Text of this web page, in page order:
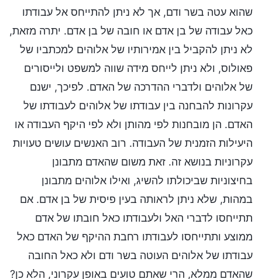
שהוא עטה בשר ודם, אך לא ניתן להתייחס אל עבודתו
כאל עבודה של בן אדם או חובה של בן אדם. יתרה מזאת,
לא ניתן להקביל בין אמירותיו של אלוהים למכתביו של
פאולוס, ולא ניתן לייחס מידה שווה למשפט ולייסורים
של אלוהים ולדברי ההדרכה של האדם. לפיכך, ישנם
עקרונות להבחנה בין עבודתו של אלוהים לעבודתו של
האדם. הן מובחנות לפי מהותן ולא לפי היקף העבודה או
היעילות הזמנית של העבודה. רוב האנשים עושים טעויות
עקרוניות בנושא זה. זאת משום שהאדם מתבונן
בחיצוניות שביכולתו להשיג, ואילו אלוהים מתבונן
במהות, שלא ניתן לראותה בעין פיסית של בן אדם. אם
תתייחסו לדברי האל ולעבודתו כאל חובתו של אדם
ממוצע ותתייחסו לעבודתו רחבת ההיקף של האדם כאל
עבודתו של אלוהים העוטה בשר ודם ולא כאל החובה
שהאדם ממלא, הרי שאתם טועים באופן עקרוני, הלא כן?